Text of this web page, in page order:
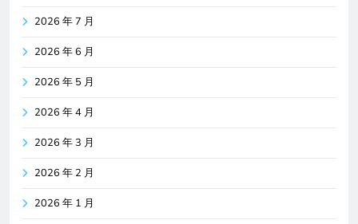
2026 年 7 月
2026 年 6 月
2026 年 5 月
2026 年 4 月
2026 年 3 月
2026 年 2 月
2026 年 1 月